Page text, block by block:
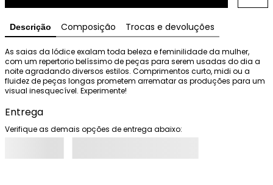
Descrição Composição Trocas e devoluções
As saias da Iódice exalam toda beleza e feminilidade da mulher,
com um repertorio belíssimo de peças para serem usadas do dia a
noite agradando diversos estilos. Comprimentos curto, midi ou a
fluidez de peças longas prometem arrematar as produções para um
visual inesquecível. Experimente!
Entrega
Verifique as demais opções de entrega abaixo: